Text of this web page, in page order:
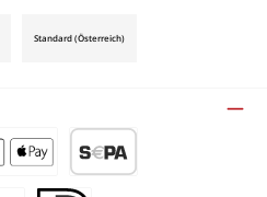
Standard (Österreich)
/ Google Pay (via Stripe)
SEPA-Lastschrift (via Stripe)